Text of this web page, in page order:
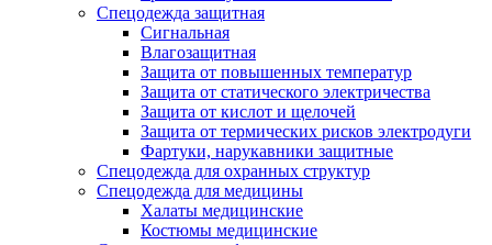
Спецодежда защитная
Сигнальная
Влагозащитная
Защита от повышенных температур
Защита от статического электричества
Защита от кислот и щелочей
Защита от термических рисков электродуги
Фартуки, нарукавники защитные
Спецодежда для охранных структур
Спецодежда для медицины
Халаты медицинские
Костюмы медицинские